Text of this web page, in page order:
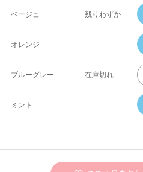
ベージュ 残りわずか
オレンジ
ブルーグレー 在庫切れ
ミント